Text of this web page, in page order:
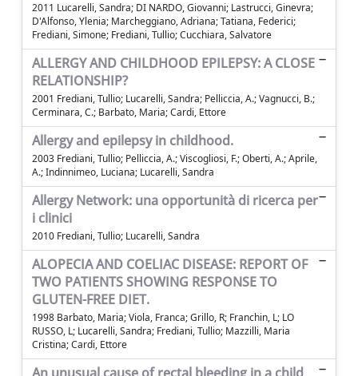
2011 Lucarelli, Sandra; DI NARDO, Giovanni; Lastrucci, Ginevra;
D'Alfonso, Ylenia; Marcheggiano, Adriana; Tatiana, Federici;
Frediani, Simone; Frediani, Tullio; Cucchiara, Salvatore
ALLERGY AND CHILDHOOD EPILEPSY: A CLOSE
RELATIONSHIP?
2001 Frediani, Tullio; Lucarelli, Sandra; Pelliccia, A.; Vagnucci, B.;
Cerminara, C.; Barbato, Maria; Cardi, Ettore
Allergy and epilepsy in childhood.
2003 Frediani, Tullio; Pelliccia, A.; Viscogliosi, F.; Oberti, A.; Aprile,
A.; Indinnimeo, Luciana; Lucarelli, Sandra
Allergy Network: una opportunità di ricerca per
i clinici
2010 Frediani, Tullio; Lucarelli, Sandra
ALOPECIA AND COELIAC DISEASE: REPORT OF
TWO PATIENTS SHOWING RESPONSE TO
GLUTEN-FREE DIET.
1998 Barbato, Maria; Viola, Franca; Grillo, R; Franchin, L; LO
RUSSO, L; Lucarelli, Sandra; Frediani, Tullio; Mazzilli, Maria
Cristina; Cardi, Ettore